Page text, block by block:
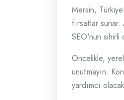
Mersin,
fırsatlar
SEO'nun sihirli
Öncelikle,
unutmayın.
yardımcı